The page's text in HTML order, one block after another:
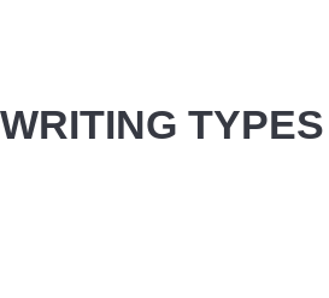
WRITING TYPES